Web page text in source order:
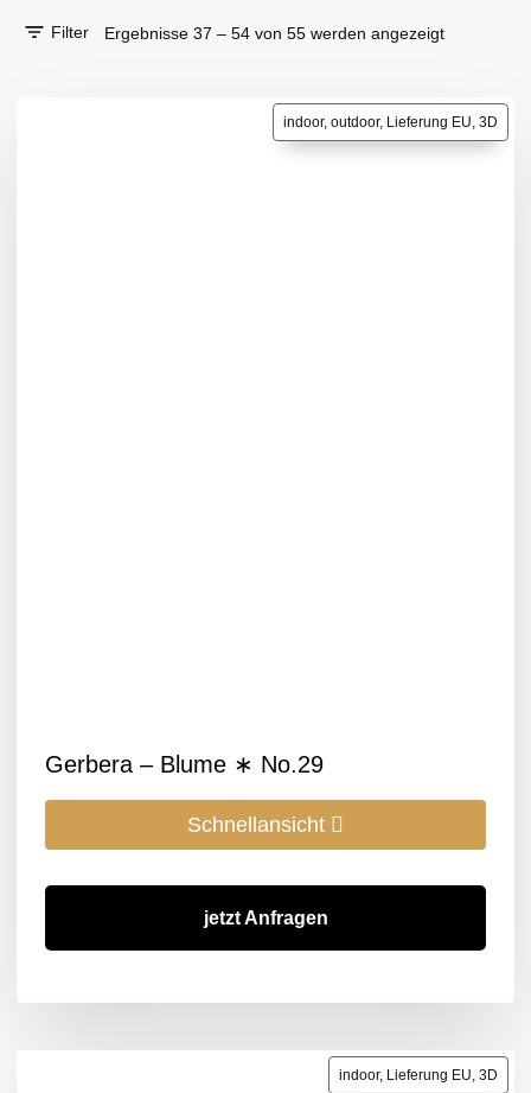
Filter Ergebnisse 37 – 54 von 55 werden angezeigt
indoor, outdoor, Lieferung EU, 3D
Gerbera – Blume ∗ No.29
Schnellansicht
jetzt Anfragen
indoor, Lieferung EU, 3D